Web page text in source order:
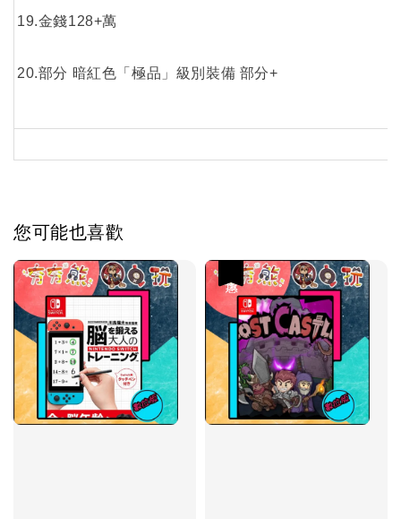
19.金錢128+萬
20.部分 暗紅色「極品」級別裝備 部分+
您可能也喜歡